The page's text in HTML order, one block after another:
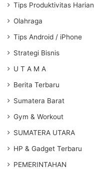
Tips Produktivitas Harian
Olahraga
Tips Android / iPhone
Strategi Bisnis
U T A M A
Berita Terbaru
Sumatera Barat
Gym & Workout
SUMATERA UTARA
HP & Gadget Terbaru
PEMERINTAHAN